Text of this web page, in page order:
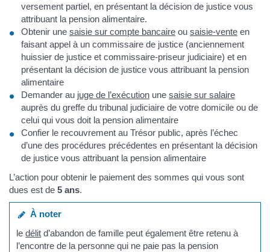
versement partiel, en présentant la décision de justice vous
attribuant la pension alimentaire.
Obtenir une saisie sur compte bancaire ou saisie-vente en
faisant appel à un commissaire de justice (anciennement
huissier de justice et commissaire-priseur judiciaire) et en
présentant la décision de justice vous attribuant la pension
alimentaire
Demander au juge de l’exécution une saisie sur salaire
auprès du greffe du tribunal judiciaire de votre domicile ou de
celui qui vous doit la pension alimentaire
Confier le recouvrement au Trésor public, après l’échec
d’une des procédures précédentes en présentant la décision
de justice vous attribuant la pension alimentaire
L’action pour obtenir le paiement des sommes qui vous sont
dues est de 5 ans.
À noter
ledélit d’abandon de famille peut également être retenu à
l’encontre de la personne qui ne paie pas la pension